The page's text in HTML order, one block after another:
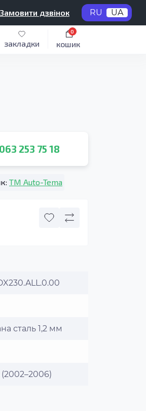
Замовити дзвінок RU UA
закладки кошик
0
253 75 18
TM Auto-Tema
сталь 1,2 мм